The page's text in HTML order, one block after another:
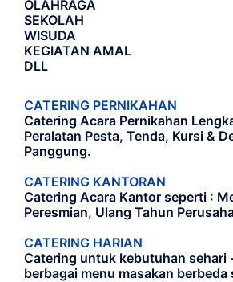
OLAHRAGA
SEKOLAH
WISUDA
KEGIATAN AMAL
DLL
CATERING PERNIKAHAN
Catering Acara Pernikahan
Peralatan Pesta, Tenda, Kursi &
Panggung.
CATERING KANTORAN
Catering Acara Kantor seperti :
Peresmian, Ulang Tahun
CATERING HARIAN
Catering untuk kebutuhan sehari
berbagai menu masakan berbeda